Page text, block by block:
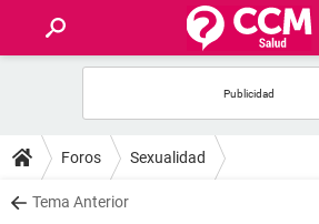
FOROS
SALUD
Foros Sexualidad
Tema Anterior